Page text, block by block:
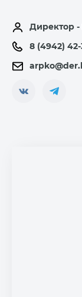
Директор -
8 (4942) 42-